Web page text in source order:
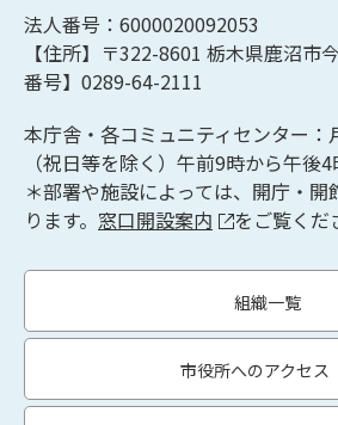
法人番号：6000020092053
【住所】〒322-8601 栃木県鹿沼市
番号】0289-64-2111
本庁舎・各コミュニティセンター：
（祝日等を除く）午前9時から午後
＊部署や施設によっては、開庁・
ります。 窓口開設案内 をご覧くだ
組織一覧
市役所へのアクセス